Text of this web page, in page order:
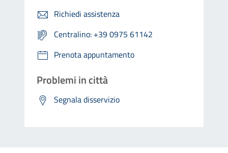
Richiedi assistenza
Centralino: +39 0975 61142
Prenota appuntamento
Problemi in città
Segnala disservizio